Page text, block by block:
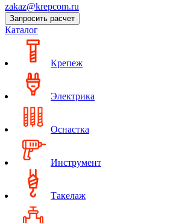
zakaz@krepcom.ru
Запросить расчет
Каталог
Крепеж
Электрика
Оснастка
Инструмент
Такелаж